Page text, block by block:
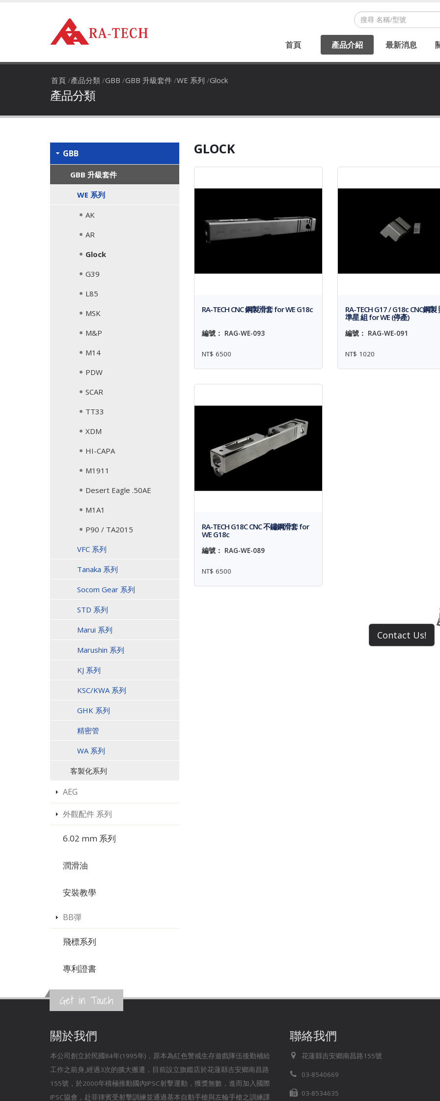
首頁 產品介紹 最新消息
首頁 /產品分類 /GBB /GBB 升級套件 /WE 系列 /Glock
產品分類
GBB
GBB 升級套件
WE 系列
AK
AR
Glock
G39
L85
MSK
M&P
M14
PDW
SCAR
TT33
XDM
HI-CAPA
M1911
Desert Eagle .50AE
M1A1
P90 / TA2015
VFC 系列
Tanaka 系列
Socom Gear 系列
STD 系列
Marui 系列
Marushin 系列
KJ 系列
KSC/KWA 系列
GHK 系列
精密管
WA 系列
客製化系列
AEG
外觀配件 系列
6.02 mm 系列
潤滑油
安裝教學
BB彈
飛標系列
專利證書
GLOCK
RA-TECH CNC 鋼製滑套 for WE G18c
編號： RAG-WE-093
NT$ 6500
RA-TECH G17 / G18c CNC鋼製
準星 組 for WE (停產)
編號： RAG-WE-091
NT$ 1020
RA-TECH G18C CNC 不鏽鋼滑套 for
WE G18c
編號： RAG-WE-089
NT$ 6500
Contact Us!
Get in Touch
關於我們
本公司創立於民國84年(1995年)，原本為紅色警戒生存遊戲隊伍後勤補給
工作之前身,經過3次的擴大搬遷，目前設立旗鑑店於花蓮縣吉安鄉南昌路
155號，於2000年積極推動國內IPSC射擊運動，獲獎無數，進而加入國際
IPSC協會，赴菲律賓受射擊訓練並通過基本自動手槍與左輪手槍之訓練課
聯絡我們
花蓮縣吉安鄉南昌路155號
03-8540669
03-8534635